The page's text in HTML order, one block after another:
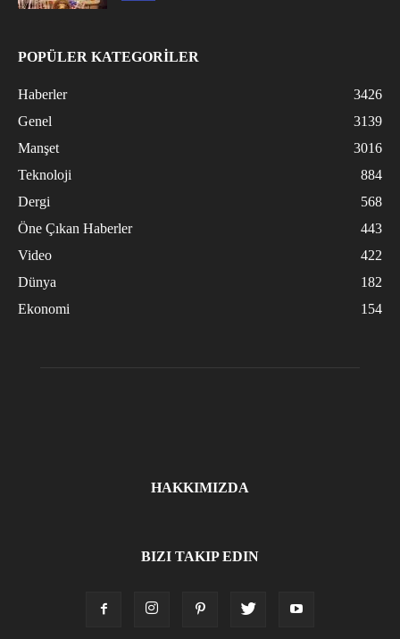
POPÜLER KATEGORİLER
Haberler
3426
Genel
3139
Manşet
3016
Teknoloji
884
Dergi
568
Öne Çıkan Haberler
443
Video
422
Dünya
182
Ekonomi
154
HAKKIMIZDA
BIZI TAKIP EDIN